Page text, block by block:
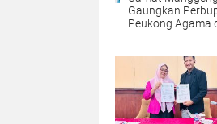
Gaungkan
Peukong Agama
Penutupan MTQ